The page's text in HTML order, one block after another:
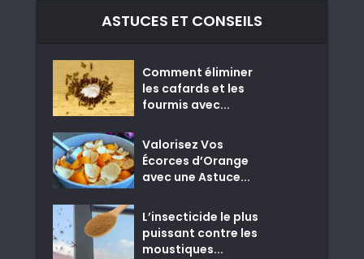
ASTUCES ET CONSEILS
Comment éliminer
les cafards et les
fourmis avec...
Valorisez Vos
Écorces d’Orange
avec une Astuce...
L’insecticide le plus
puissant contre les
moustiques...